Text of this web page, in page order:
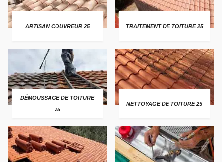
ARTISAN COUVREUR 25 TRAITEMENT DE TOITURE 25
DÉMOUSSAGE DE TOITURE
25
NETTOYAGE DE TOITURE 25